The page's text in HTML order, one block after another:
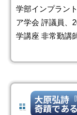
学部インプラン
ア学会 評議員、
学講座 非常勤講
大原弘詩
奇蹟であ